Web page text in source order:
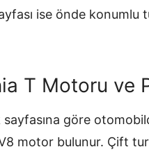
ise önde
T Motoru ve
sayfasına göre
motor bulunur. Çift